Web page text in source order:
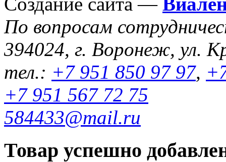
По вопросам
394024, г. Воронеж, ул.
тел.: +7 951 850 97 97,
+7 951 567 72 75
584433@mail.ru
Товар успешно